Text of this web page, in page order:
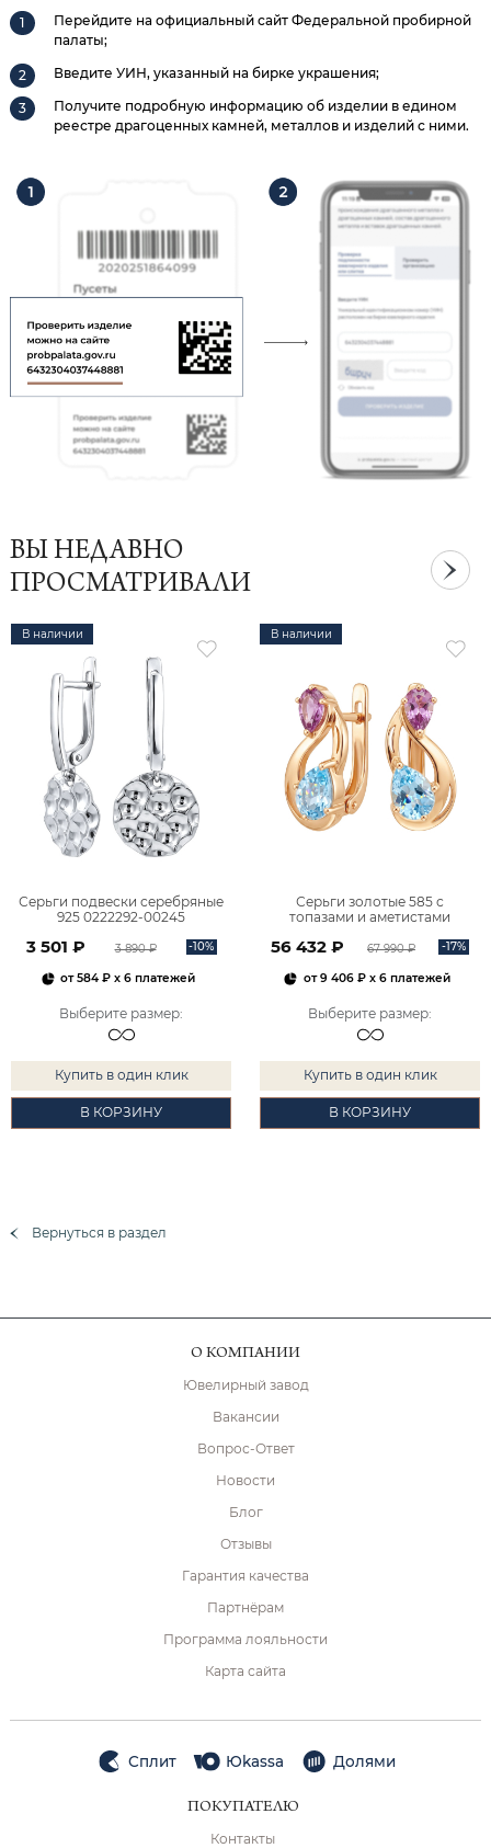
Перейдите на официальный сайт Федеральной пробирной
палаты;
Введите УИН, указанный на бирке украшения;
Получите подробную информацию об изделии в едином
реестре драгоценных камней, металлов и изделий с ними.
ВЫ НЕДАВНО
ПРОСМАТРИВАЛИ
В наличии
Серьги подвески серебряные
925 0222292-00245
3 501 ₽ 3 890 ₽ -10%
от584 ₽ x 6 платежей
Выберите размер:
Купить в один клик
В КОРЗИНУ
В наличии
Серьги золотые 585 с
топазами и аметистами
56 432 ₽ 67 990 ₽ -17%
от9 406 ₽x 6 платежей
Выберите размер:
Купить в один клик
В КОРЗИНУ
Вернуться в раздел
О КОМПАНИИ
Ювелирный завод
Вакансии
Вопрос-Ответ
Новости
Блог
Отзывы
Гарантия качества
Партнёрам
Программа лояльности
Карта сайта
Сплит Юkassa Долями
ПОКУПАТЕЛЮ
Контакты